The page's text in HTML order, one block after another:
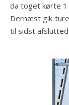
da toget kørte 1
Dernæst gik
til sidst